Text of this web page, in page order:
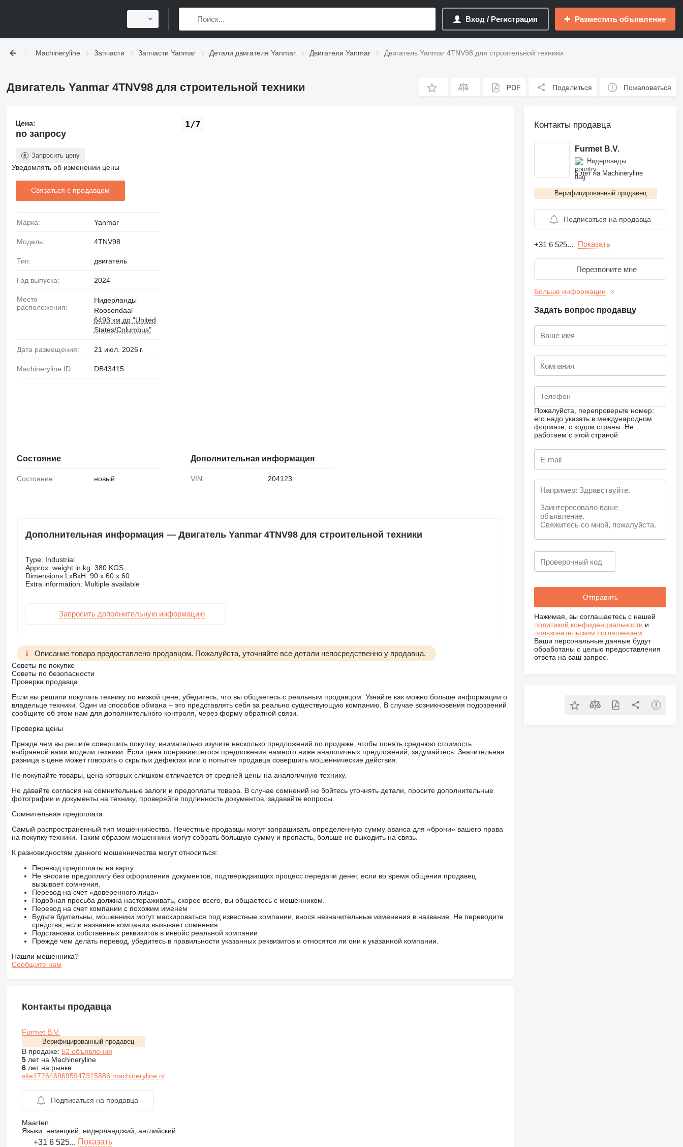
Вход / Регистрация Разместить объявление
Machineryline Запчасти Запчасти Yanmar Детали двигателя Yanmar Двигатели Yanmar Двигатель Yanmar 4TNV98 для строительной техники
Двигатель Yanmar 4TNV98 для строительной техники PDF Поделиться Пожаловаться
1/7
Цена:
по запросу
Запросить цену
Уведомлять об изменении цены
Связаться с продавцом
Марка: Yanmar
Модель: 4TNV98
Тип: двигатель
Год выпуска: 2024
Место
расположения:
Нидерланды
Roosendaal
6493 км до "United
States/Columbus"
Дата размещения: 21 июл. 2026 г.
Machineryline ID: DB43415
Состояние
Состояние: новый
Дополнительная информация
VIN: 204123
Дополнительная информация — Двигатель Yanmar 4TNV98 для строительной техники
Type: Industrial
Approx. weight in kg: 380 KGS
Dimensions LxBxH: 90 x 60 x 60
Extra information: Multiple available
Запросить дополнительную информацию
Описание товара предоставлено продавцом. Пожалуйста, уточняйте все детали непосредственно у продавца.
Советы по покупке
Советы по безопасности
Проверка продавца
Если вы решили покупать технику по низкой цене, убедитесь, что вы общаетесь с реальным продавцом. Узнайте как можно больше информации о
владельце техники. Один из способов обмана – это представлять себя за реально существующую компанию. В случае возникновения подозрений
сообщите об этом нам для дополнительного контроля, через форму обратной связи.
Проверка цены
Прежде чем вы решите совершить покупку, внимательно изучите несколько предложений по продаже, чтобы понять среднюю стоимость
выбранной вами модели техники. Если цена понравившегося предложения намного ниже аналогичных предложений, задумайтесь. Значительная
разница в цене может говорить о скрытых дефектах или о попытке продавца совершить мошеннические действия.
Не покупайте товары, цена которых слишком отличается от средней цены на аналогичную технику.
Не давайте согласия на сомнительные залоги и предоплаты товара. В случае сомнений не бойтесь уточнять детали, просите дополнительные
фотографии и документы на технику, проверяйте подлинность документов, задавайте вопросы.
Сомнительная предоплата
Самый распространенный тип мошенничества. Нечестные продавцы могут запрашивать определенную сумму аванса для «брони» вашего права
на покупку техники. Таким образом мошенники могут собрать большую сумму и пропасть, больше не выходить на связь.
К разновидностям данного мошенничества могут относиться:
Перевод предоплаты на карту
Не вносите предоплату без оформления документов, подтверждающих процесс передачи денег, если во время общения продавец
вызывает сомнения.
Перевод на счет «доверенного лица»
Подобная просьба должна настораживать, скорее всего, вы общаетесь с мошенником.
Перевод на счет компании с похожим именем
Будьте бдительны, мошенники могут маскироваться под известные компании, внося незначительные изменения в название. Не переводите
средства, если название компании вызывает сомнения.
Подстановка собственных реквизитов в инвойс реальной компании
Прежде чем делать перевод, убедитесь в правильности указанных реквизитов и относятся ли они к указанной компании.
Нашли мошенника?
Сообщите нам
Контакты продавца
Furmet B.V.
Верифицированный продавец
В продаже: 52 объявления
5лет на Machineryline
6лет на рынке
site1726469695947315886.machineryline.nl
Подписаться на продавца
Maarten
Языки: немецкий, нидерландский, английский
+31 6 525... Показать
Контакты продавца
Furmet B.V.
Нидерланды
5 лет на Machineryline
Верифицированный продавец
Подписаться на продавца
+31 6 525... Показать
Перезвоните мне
Больше информации
Задать вопрос продавцу
Пожалуйста, перепроверьте номер:
его надо указать в международном
формате, с кодом страны.
Не
работаем с этой страной
Нажимая, вы соглашаетесь с нашей
политикой конфиденциальности и
пользовательским соглашением
Ваши персональные данные будут
обработаны с целью предоставления
ответа на ваш запрос.